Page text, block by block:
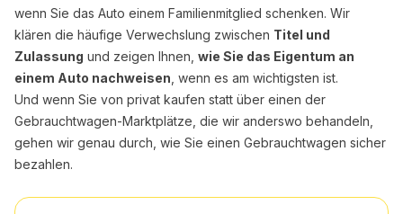
wenn Sie das Auto einem Familienmitglied schenken. Wir
klären die häufige Verwechslung zwischen Titel und
Zulassung und zeigen Ihnen, wie Sie das Eigentum an
einem Auto nachweisen , wenn es am wichtigsten ist.
Und wenn Sie von privat kaufen statt über einen der
Gebrauchtwagen-Marktplätze , die wir anderswo behandeln,
gehen wir genau durch, wie Sie einen Gebrauchtwagen sicher
bezahlen.